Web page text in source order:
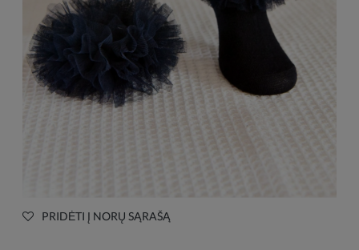
PRIDĖTI Į NORŲ SĄRAŠĄ